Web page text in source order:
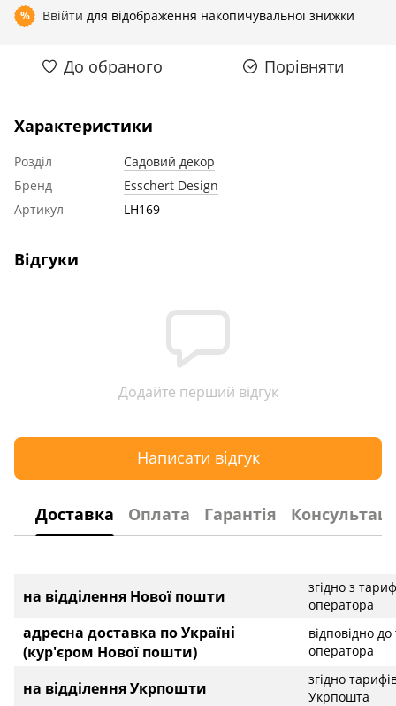
% Ввійти для відображення накопичувальної знижки
До обраного Порівняти
Характеристики
Розділ
Садовий декор
Бренд
Esschert Design
Артикул
LH169
Відгуки
Додайте перший відгук
Написати відгук
Доставка Оплата Гарантія
на відділення Нової пошти
згідно з
оператора
адресна доставка по Україні
(кур'єром Нової пошти)
відповідно
оператора
на відділення Укрпошти
згідно
Укрпошта